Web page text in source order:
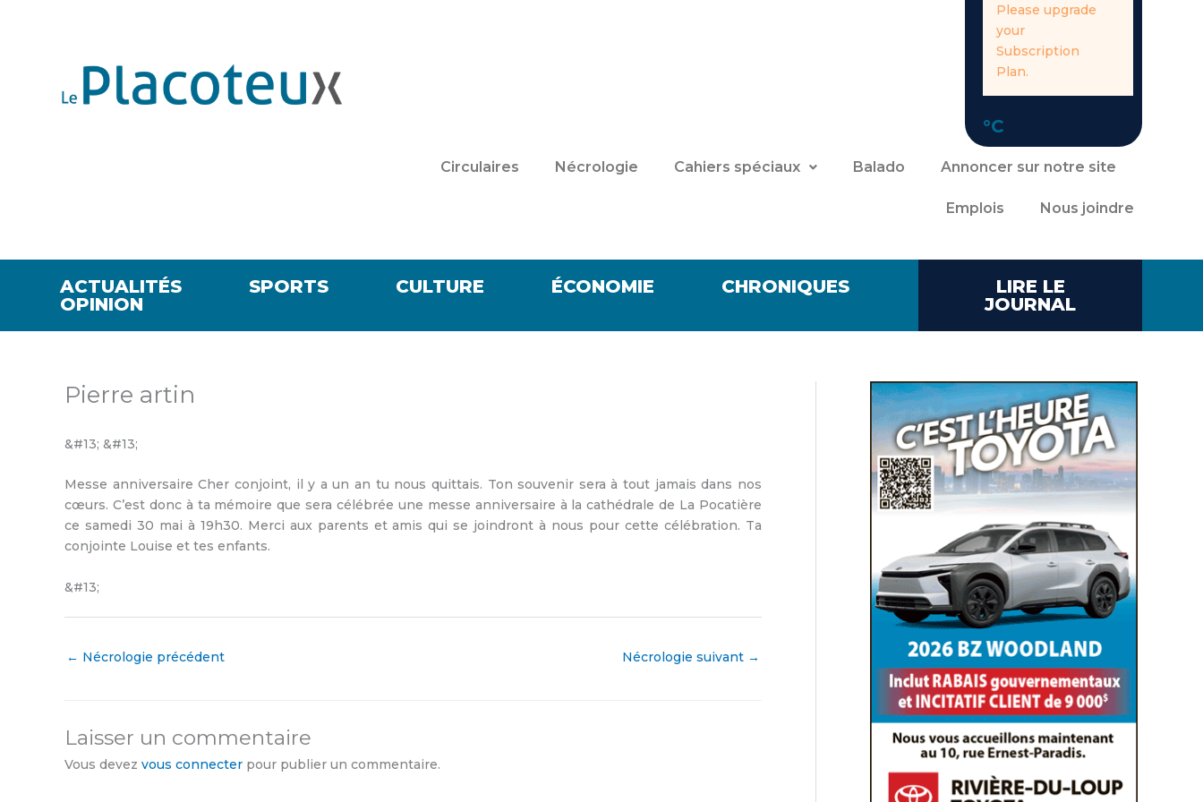
Please upgrade
your
Subscription
Plan.
°C
Circulaires Nécrologie Cahiers spéciaux Balado Annoncer sur notre site
Emplois Nous joindre
ACTUALITÉS SPORTS CULTURE ÉCONOMIE
CHRONIQUES
OPINION
LIRE LE
JOURNAL
Pierre artin
&#13; &#13;
Messe anniversaire Cher conjoint, il y a un an tu nous quittais. Ton souvenir sera à tout jamais dans nos
cœurs. C’est donc à ta mémoire que sera célébrée une messe anniversaire à la cathédrale de La Pocatière
ce samedi 30 mai à 19h30. Merci aux parents et amis qui se joindront à nous pour cette célébration. Ta
conjointe Louise et tes enfants.
&#13;
← Nécrologie précédent Nécrologie suivant →
Laisser un commentaire
Vous devez vous connecter pour publier un commentaire.